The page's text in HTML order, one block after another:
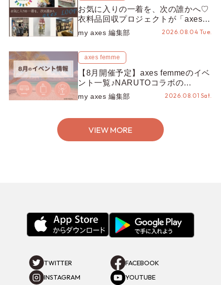
お気に入りの一着を、次の誰かへ♡
衣料品回収プロジェクトが「axes
LOOP」にアップデート！活用する
とポイントが手に入る◎
my axes 編集部 2026.08.04 Tue.
axes femme
【8月開催予定】axes femmeのイベ
ント一覧♪NARUTOコラボの
REZEN POPUPから、プチYour
Stage.、ティーパーティまで！8月
my axes 編集部 2026.08.01 Sat.
VIEW MORE
TWITTER
FACEBOOK
INSTAGRAM
YOUTUBE